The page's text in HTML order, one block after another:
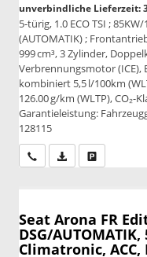
unverbindliche Lieferzeit:
5-türig, 1.0 ECO TSI ;
(AUTOMATIK) ;
999 cm³, 3 Zylinder,
Verbrennungsmotor
kombiniert 5,5 l/100km
126.00 g/km (WLTP), CO₂-
Garantieleistung:
128115
Wir rufen Sie an
PDF-Datei,
Seat Arona FR
DSG/
Climatronic,